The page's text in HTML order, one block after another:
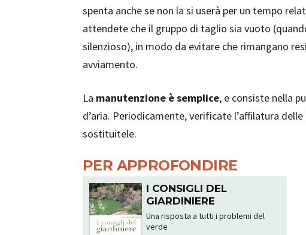
spenta anche se non la si userà per un tempo
attendete che il gruppo di taglio sia vuoto
silenzioso), in modo da evitare che rimangano
avviamento.
La manutenzione è semplice, e consiste nella
d’aria. Periodicamente, verificate l’affilatura
sostituitele.
PER APPROFONDIRE
I CONSIGLI DEL
GIARDINIERE
Una risposta a tutti i problemi del
verde